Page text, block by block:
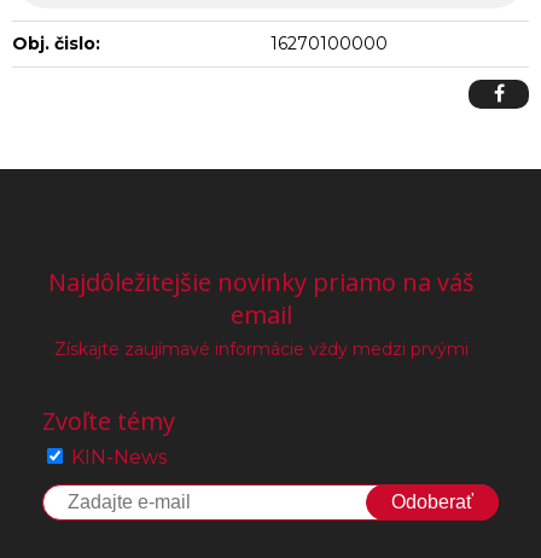
Obj. čislo: 16270100000
Najdôležitejšie novinky priamo na váš
email
Získajte zaujímavé informácie vždy medzi prvými
Zvoľte témy
KIN-News
Odoberať